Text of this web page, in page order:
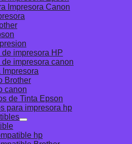
Impresora Canon
impresora HP
impresora canon
Brother
canon
de Tinta Epson
para impresora hp
hp